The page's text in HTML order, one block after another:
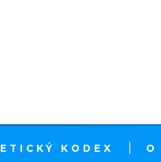
ETICKÝ KODEX O